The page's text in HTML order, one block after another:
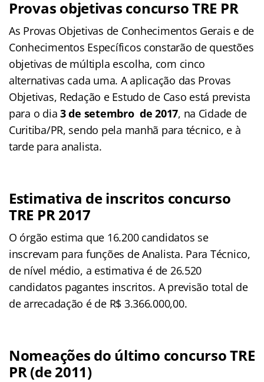
Provas objetivas concurso TRE PR
As Provas Objetivas de Conhecimentos Gerais e de
Conhecimentos Específicos constarão de questões
objetivas de múltipla escolha, com cinco
alternativas cada uma. A aplicação das Provas
Objetivas, Redação e Estudo de Caso está prevista
para o dia3 de setembro de 2017, na Cidade de
Curitiba/PR, sendo pela manhã para técnico, e à
tarde para analista.
Estimativa de inscritos concurso
TRE PR 2017
O órgão estima que 16.200 candidatos se
inscrevam para funções de Analista. Para Técnico,
de nível médio, a estimativa é de 26.520
candidatos pagantes inscritos. A previsão total de
de arrecadação é de R$ 3.366.000,00.
Nomeações do último concurso TRE
PR (de 2011)